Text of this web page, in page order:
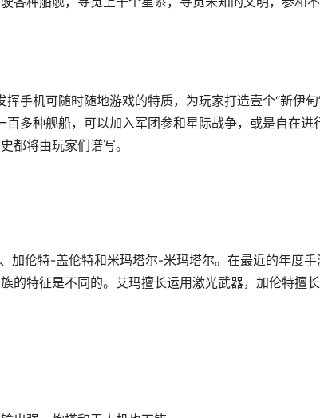
手机可随时随地游戏的特质，为玩家打造壹个“新伊甸
多种舰船，可以加入军团参和星际战争，或是自在进
都将由玩家们谱写。
加伦特-盖伦特和米玛塔尔-米玛塔尔。在最近的年度手
的特征是不同的。艾玛擅长运用激光武器，加伦特擅